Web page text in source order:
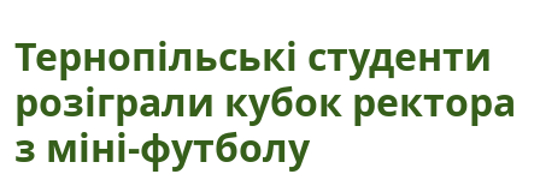
Тернопільські студенти
розіграли кубок ректора
з міні-футболу